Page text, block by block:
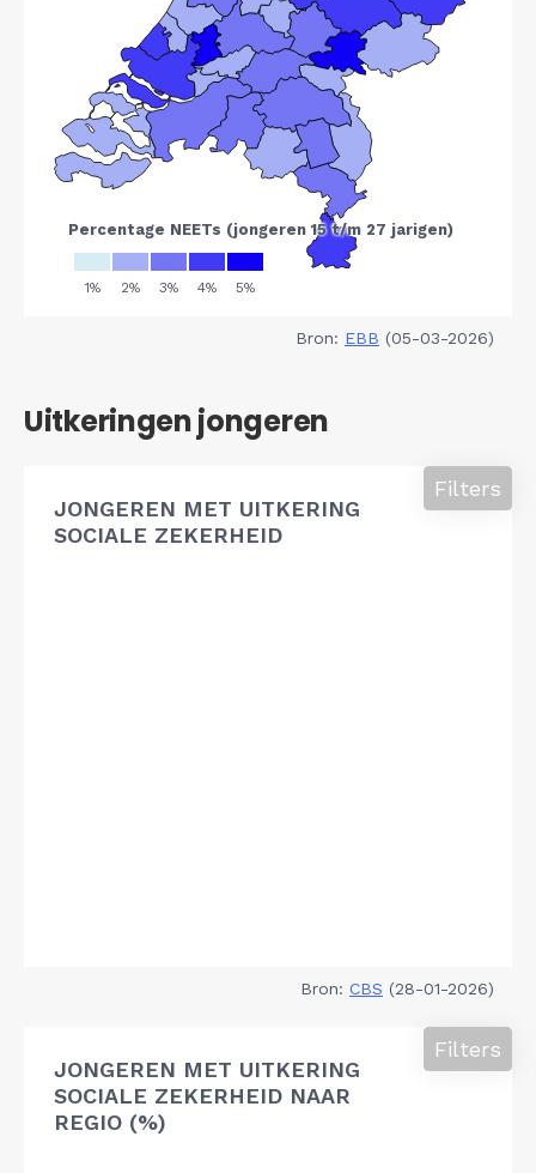
Bron: EBB (05-03-2026)
Uitkeringen jongeren
JONGEREN MET UITKERING
SOCIALE ZEKERHEID
Filters
Bron: CBS (28-01-2026)
JONGEREN MET UITKERING
SOCIALE ZEKERHEID NAAR
REGIO (%)
Filters